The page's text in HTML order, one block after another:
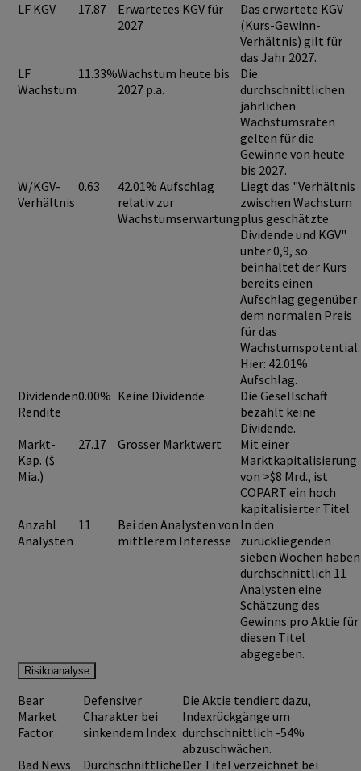
LF KGV 17.87
Erwartetes KGV für
2027
Das erwartete KGV
(Kurs-Gewinn-
Verhältnis) gilt für
das Jahr 2027.
LF
Wachstum
11.33%Wachstum heute bis
2027 p.a.
Die
durchschnittlichen
jährlichen
Wachstumsraten
gelten für die
Gewinne von heute
bis 2027.
W/KGV-
Verhältnis
0.63
42.01% Aufschlag
relativ zur
Wachstumserwartung
Liegt das "Verhältnis
zwischen Wachstum
plus geschätzte
Dividende und KGV"
unter 0,9, so
beinhaltet der Kurs
bereits einen
Aufschlag gegenüber
dem normalen Preis
für das
Wachstumspotential.
Hier: 42.01%
Aufschlag.
Dividenden
Rendite
0.00% Keine Dividende
Die Gesellschaft
bezahlt keine
Dividende.
Markt-
Kap. ($
Mia.)
27.17 Grosser Marktwert
Mit einer
Marktkapitalisierung
von >$8 Mrd., ist
COPART ein hoch
kapitalisierter Titel.
Anzahl
Analysten
11
Bei den Analysten von
mittlerem Interesse
In den
zurückliegenden
sieben Wochen haben
durchschnittlich 11
Analysten eine
Schätzung des
Gewinns pro Aktie für
diesen Titel
abgegeben.
Risikoanalyse
Bear
Market
Factor
Defensiver
Charakter bei
sinkendem Index
Die Aktie tendiert dazu,
Indexrückgänge um
durchschnittlich -54%
abzuschwächen.
Bad News
DurchschnittlicheDer Titel verzeichnet bei